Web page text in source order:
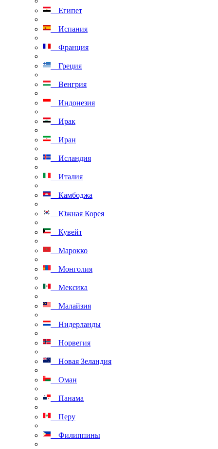
Египет
Испания
Франция
Греция
Венгрия
Индонезия
Ирак
Иран
Исландия
Италия
Камбоджа
Южная Корея
Кувейт
Марокко
Монголия
Мексика
Малайзия
Нидерланды
Норвегия
Новая Зеландия
Оман
Панама
Перу
Филиппины